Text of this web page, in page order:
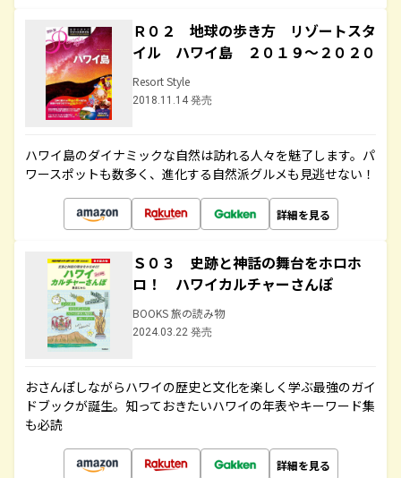
Ｒ０２ 地球の歩き方 リゾートスタ
イル ハワイ島 ２０１９～２０２０
Resort Style
2018.11.14 発売
ハワイ島のダイナミックな自然は訪れる人々を魅了します。パ
ワースポットも数多く、進化する自然派グルメも見逃せない！
詳細を見る
Ｓ０３ 史跡と神話の舞台をホロホ
ロ！ ハワイカルチャーさんぽ
BOOKS 旅の読み物
2024.03.22 発売
おさんぽしながらハワイの歴史と文化を楽しく学ぶ最強のガイ
ドブックが誕生。知っておきたいハワイの年表やキーワード集
も必読
詳細を見る